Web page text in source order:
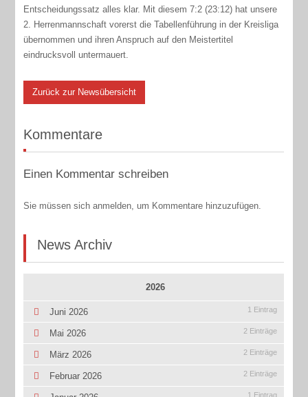
Entscheidungssatz alles klar. Mit diesem 7:2 (23:12) hat unsere
2. Herrenmannschaft vorerst die Tabellenführung in der Kreisliga
übernommen und ihren Anspruch auf den Meistertitel
eindrucksvoll untermauert.
Zurück zur Newsübersicht
Kommentare
Einen Kommentar schreiben
Sie müssen sich anmelden, um Kommentare hinzuzufügen.
News Archiv
2026
Juni 2026 1 Eintrag
Mai 2026 2 Einträge
März 2026 2 Einträge
Februar 2026 2 Einträge
1 Eintrag